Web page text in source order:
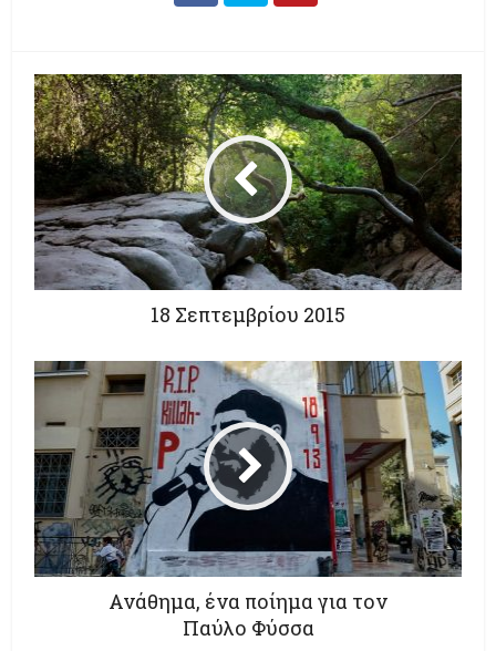
18 Σεπτεμβρίου 2015
Ανάθημα, ένα ποίημα για τον
Παύλο Φύσσα